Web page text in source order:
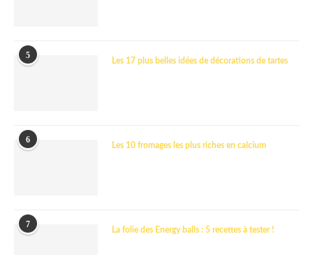
5
Les 17 plus belles idées de décorations de tartes
6
Les 10 fromages les plus riches en calcium
7
La folie des Energy balls : 5 recettes à tester !